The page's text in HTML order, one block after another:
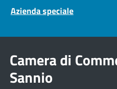
Azienda speciale
Camera di
Sannio